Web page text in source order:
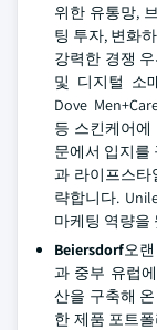
위한 유통망,
팅 투자, 변화
강력한 경쟁
및 디지털 소
Dove
등 스킨케어
문에서 입지를
과 라이프스
략합니다.
마케팅 역량을
Beiersdorf오
과 중부 유럽
산을 구축해
한 제품 포트